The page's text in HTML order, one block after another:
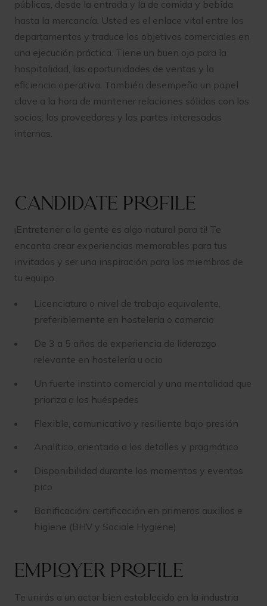
públicas, desde la entrada y la de comida y bebida
hasta la mercancía. Usted es el enlace vital entre los
departamentos y traduce los objetivos comerciales en
una ejecución práctica. Tiene un buen ojo para la
hospitalidad, las oportunidades de ventas y la
eficiencia operativa. También desempeña un papel
clave a la hora de mantener relaciones sólidas con los
socios, los proveedores y las partes interesadas
internas.
Candidate profile
¡Entretener a la gente es algo natural para ti! Te
encanta crear experiencias memorables para tus
invitados y ser una inspiración para los miembros de
tu equipo.
Licenciatura o nivel de trabajo equivalente,
preferiblemente en hostelería o comercio
De 3 a 5 años de experiencia de liderazgo
relevante en hostelería u ocio
Un fuerte instinto comercial y una mentalidad que
prioriza a los huéspedes
Flexible, comunicativo y resiliente bajo presión
Analítico, orientado a los detalles y pragmático
Disponibilidad durante los momentos y eventos
pico
Bonificación: certificación en primeros auxilios e
higiene (BHV y Sociale Hygiëne)
Employer profile
Te unirás a un actor bien establecido en la industria